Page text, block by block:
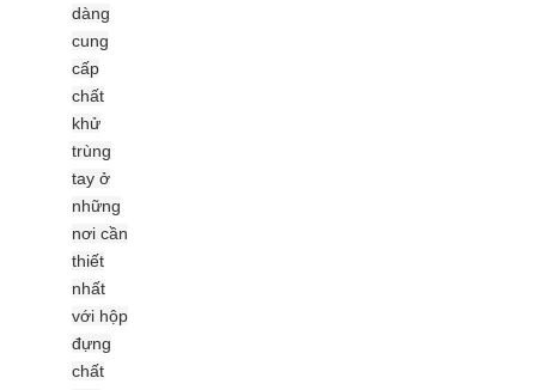
dàng
cung
cấp
chất
khử
trùng
tay ở
những
nơi cần
thiết
nhất
với hộp
đựng
chất